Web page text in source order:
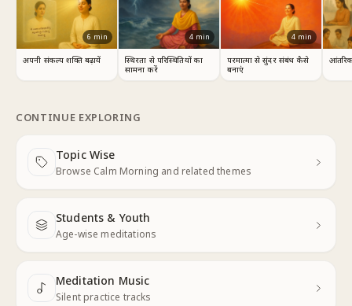
6 min
अपनी संकल्प शक्ति बढ़ायें
4 min
स्थिरता से परिस्थितियों का
सामना करें
4 min
परमात्मा से सुंदर संबंध कैसे
बनाएं
CONTINUE EXPLORING
Topic Wise
Browse Calm Morning and related themes
Next
Students & Youth
Age-wise meditations
Next
Meditation Music
Silent practice tracks
Next